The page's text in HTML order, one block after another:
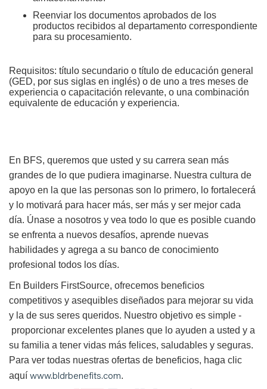
Reenviar los documentos aprobados de los
productos recibidos al departamento correspondiente
para su procesamiento.
Requisitos: título secundario o título de educación general
(GED, por sus siglas en inglés) o de uno a tres meses de
experiencia o capacitación relevante, o una combinación
equivalente de educación y experiencia.
En BFS, queremos que usted y su carrera sean más
grandes de lo que pudiera imaginarse. Nuestra cultura de
apoyo en la que las personas son lo primero, lo fortalecerá
y lo motivará para hacer más, ser más y ser mejor cada
día. Únase a nosotros y vea todo lo que es posible cuando
se enfrenta a nuevos desafíos, aprende nuevas
habilidades y agrega a su banco de conocimiento
profesional todos los días.
En Builders FirstSource, ofrecemos beneficios
competitivos y asequibles diseñados para mejorar su vida
y la de sus seres queridos. Nuestro objetivo es simple -
proporcionar excelentes planes que lo ayuden a usted y a
su familia a tener vidas más felices, saludables y seguras.
Para ver todas nuestras ofertas de beneficios, haga clic
aquí www.bldrbenefits.com.